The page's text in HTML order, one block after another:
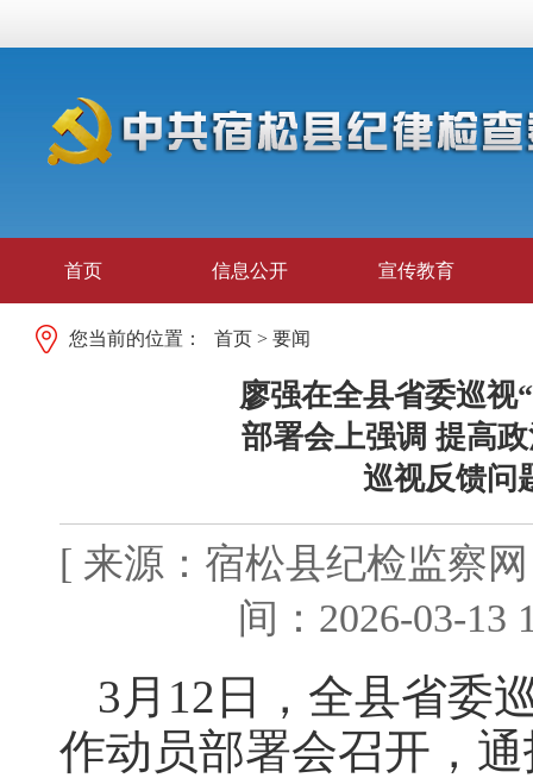
首页 信息公开 宣传教育
您当前的位置： 首页 > 要闻
廖强在全县省委巡视
部署会上强调 提高
巡视反馈问
[ 来源：宿松县纪检监察
间：2026-03-
3月12日，全县省委
作动员部署会召开，